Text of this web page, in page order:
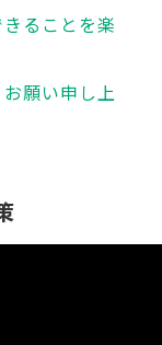
ることを楽
願い申し上